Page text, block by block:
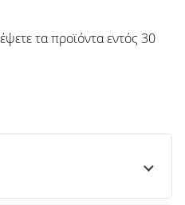
τα προϊόντα εντός 30